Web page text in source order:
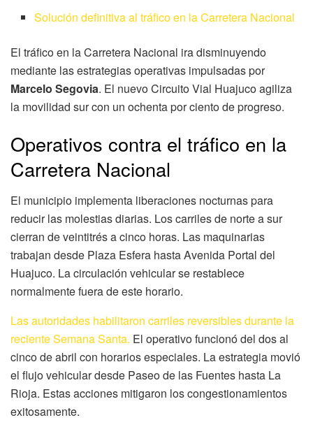
Solución definitiva al tráfico en la Carretera Nacional
El tráfico en la Carretera Nacional ira disminuyendo
mediante las estrategias operativas impulsadas por
Marcelo Segovia. El nuevo Circuito Vial Huajuco agiliza
la movilidad sur con un ochenta por ciento de progreso.
Operativos contra el tráfico en la
Carretera Nacional
El municipio implementa liberaciones nocturnas para
reducir las molestias diarias. Los carriles de norte a sur
cierran de veintitrés a cinco horas. Las maquinarias
trabajan desde Plaza Esfera hasta Avenida Portal del
Huajuco. La circulación vehicular se restablece
normalmente fuera de este horario.
Las autoridades habilitaron carriles reversibles durante la
reciente Semana Santa. El operativo funcionó del dos al
cinco de abril con horarios especiales. La estrategia movió
el flujo vehicular desde Paseo de las Fuentes hasta La
Rioja. Estas acciones mitigaron los congestionamientos
exitosamente.